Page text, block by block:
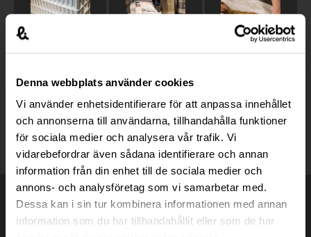
Denna webbplats använder cookies
Vi använder enhetsidentifierare för att anpassa innehållet
och annonserna till användarna, tillhandahålla funktioner
för sociala medier och analysera vår trafik. Vi
vidarebefordrar även sådana identifierare och annan
information från din enhet till de sociala medier och
annons- och analysföretag som vi samarbetar med.
Dessa kan i sin tur kombinera informationen med annan
information som du har tillhandahållit eller som de har